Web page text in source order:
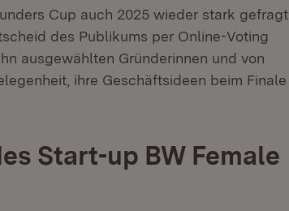
Cup auch 2025 wieder stark gefragt.
des Publikums per Online-Voting
ausgewählten Gründerinnen und von
ihre Geschäftsideen beim Finale
Start-up BW Female